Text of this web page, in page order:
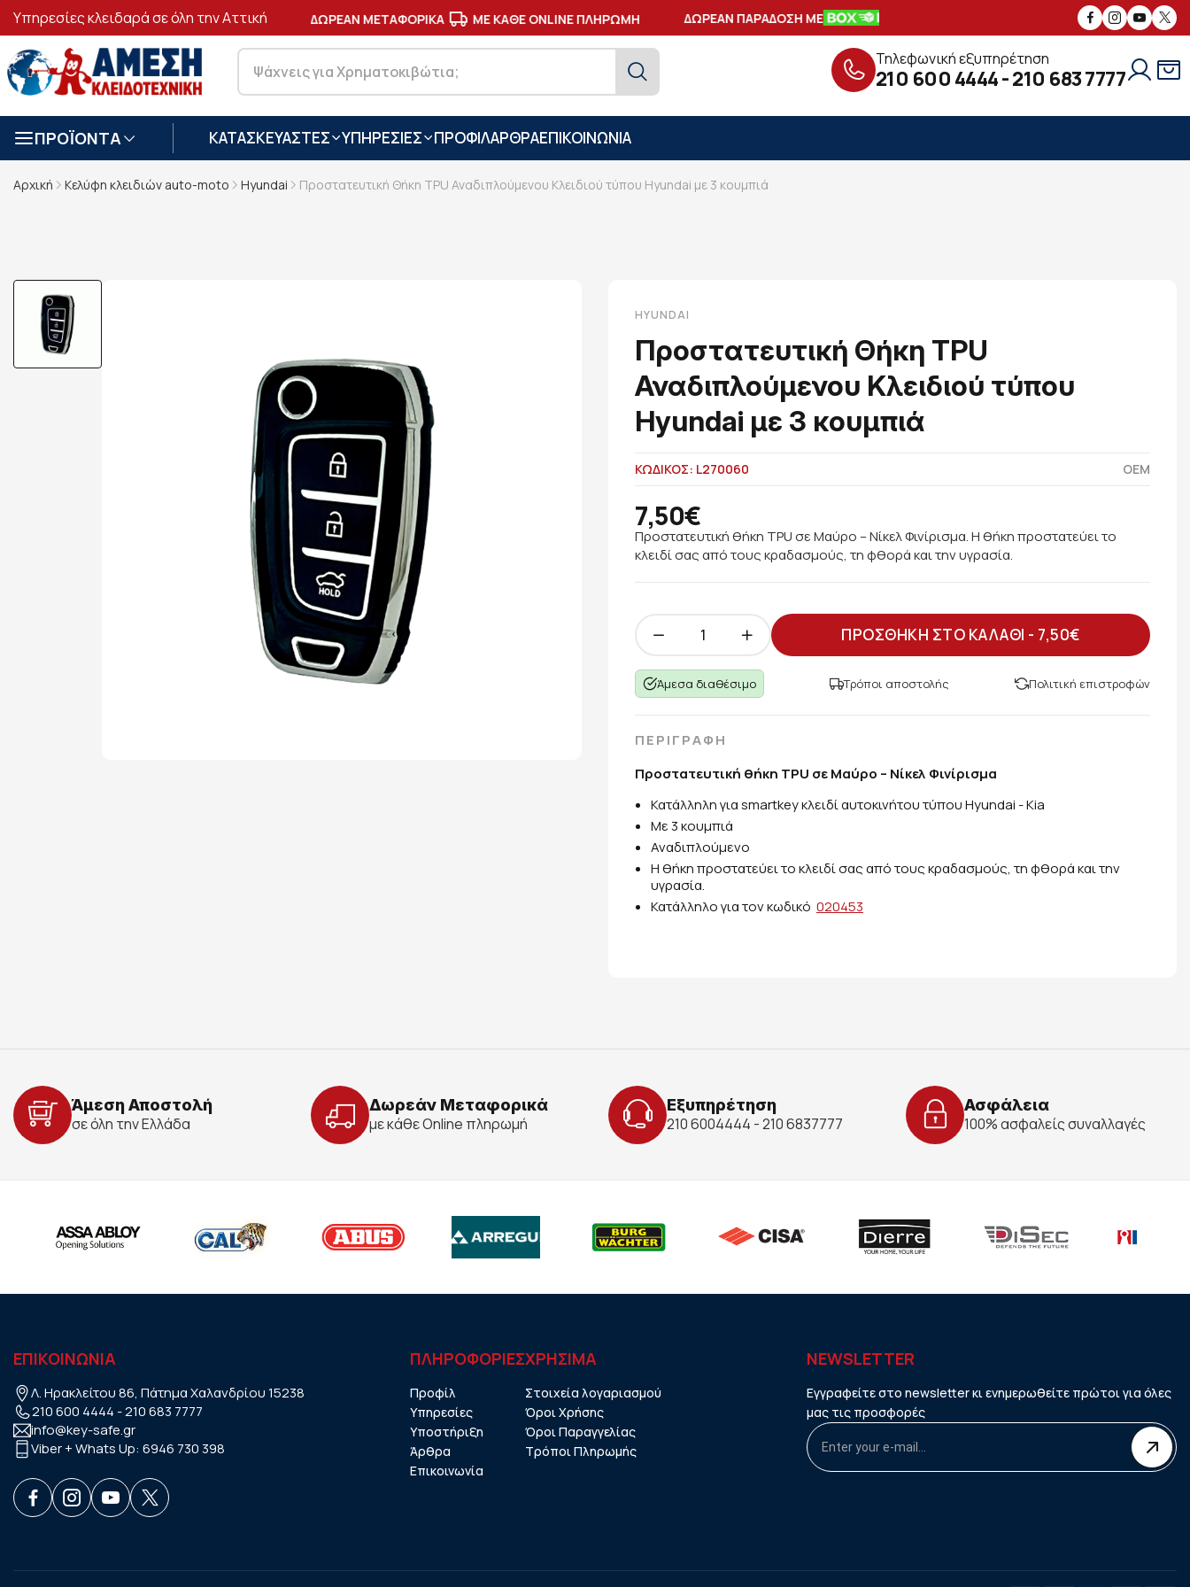
Υπηρεσίες κλειδαρά σε όλη την Αττική
ΑΣΦΑΛΕΙΣ ΣΥΝΑΛΛΑΓΕΣ ΔΩΡΕΑΝ ΜΕΤΑΦΟΡΙΚΑ ΜΕ ΚΑΘΕ ONLINE ΠΛΗΡΩΜΗ ΔΩΡΕΑΝ ΠΑΡΑΔΟΣΗ ΜΕ ΣΥΝΑΛΛΑΓΕΣ
Τηλεφωνική εξυπηρέτηση
210 600 4444-210 683 7777
ΠΡΟΪΟΝΤΑ ΚΑΤΑΣΚΕΥΑΣΤΕΣ ΥΠΗΡΕΣΙΕΣ ΠΡΟΦΙΛΑΡΘΡΑΕΠΙΚΟΙΝΩΝΙΑ
Αρχική Κελύφη κλειδιών auto-moto Hyundai Προστατευτική Θήκη TPU Αναδιπλούμενου Κλειδιού τύπου Hyundai με 3 κουμπιά
HYUNDAI
Προστατευτική Θήκη TPU
Αναδιπλούμενου Κλειδιού τύπου
Hyundai με 3 κουμπιά
ΚΩΔΙΚΟΣ: L270060 OEM
7,50€
Προστατευτική θήκη TPU σε Μαύρο – Νίκελ Φινίρισμα. Η θήκη προστατεύει το
κλειδί σας από τους κραδασμούς, τη φθορά και την υγρασία.
ΠΡΟΣΘΗΚΗ ΣΤΟ ΚΑΛΑΘΙ - 7,50€
Άμεσα διαθέσιμο Τρόποι αποστολής Πολιτική επιστροφών
ΠΕΡΙΓΡΑΦΗ
Προστατευτική θήκη TPU σε Μαύρο – Νίκελ Φινίρισμα
Κατάλληλη για smartkey κλειδί αυτοκινήτου τύπου Hyundai - Kia
Με 3 κουμπιά
Αναδιπλούμενο
Η θήκη προστατεύει το κλειδί σας από τους κραδασμούς, τη φθορά και την
υγρασία.
Κατάλληλο για τον κωδικό 020453
Άμεση Αποστολή
σε όλη την Ελλάδα
Δωρεάν Μεταφορικά
με κάθε Online πληρωμή
Εξυπηρέτηση
210 6004444 - 210 6837777
Ασφάλεια
100% ασφαλείς συναλλαγές
ΕΠΙΚΟΙΝΩΝΙΑ
Λ. Ηρακλείτου 86, Πάτημα Χαλανδρίου 15238
210 600 4444 -210 683 7777
info@key-safe.gr
Viber + Whats Up: 6946 730 398
ΠΛΗΡΟΦΟΡΙΕΣ
Προφίλ
Υπηρεσίες
Υποστήριξη
Άρθρα
Επικοινωνία
ΧΡHΣΙΜΑ
Στοιχεία λογαριασμού
Όροι Χρήσης
Όροι Παραγγελίας
Τρόποι Πληρωμής
NEWSLETTER
Εγγραφείτε στο newsletter κι ενημερωθείτε πρώτοι για όλες
μας τις προσφορές